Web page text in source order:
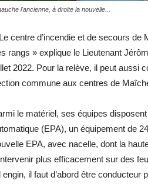
l'ancienne, à droite la nouvelle...
centre d’incendie et de secours
rangs » explique le Lieutenant
2022. Pour la relève, il peut aussi
commune aux centres de
le matériel, ses équipes
(EPA), un équipement de
EPA, avec nacelle, dont la
plus efficacement sur des
engin, il faut d’abord être conducteur